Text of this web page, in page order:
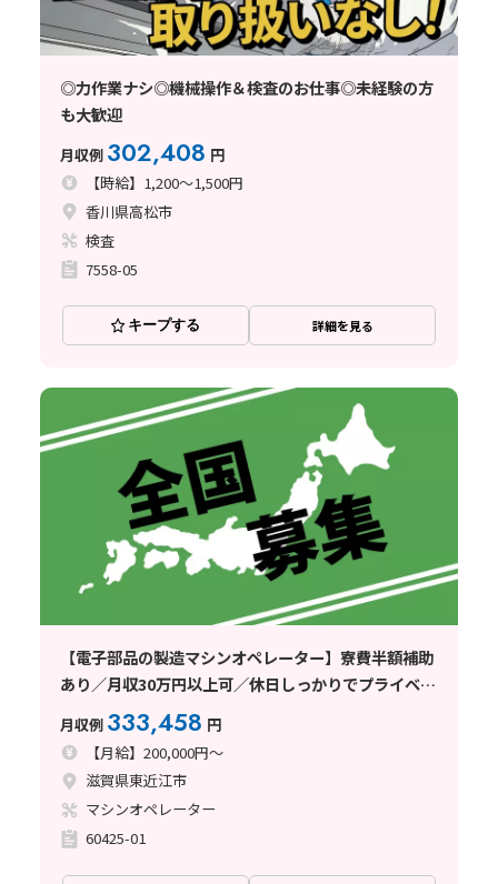
◎力作業ナシ◎機械操作＆検査のお仕事◎未経験の方
も大歓迎
月収例 302,408 円
【時給】1,200～1,500円
香川県高松市
検査
7558-05
キープする 詳細を見る
【電子部品の製造マシンオペレーター】寮費半額補助
あり／月収30万円以上可／休日しっかりでプライベー
月収例 333,458 円
【月給】200,000円～
滋賀県東近江市
マシンオペレーター
60425-01